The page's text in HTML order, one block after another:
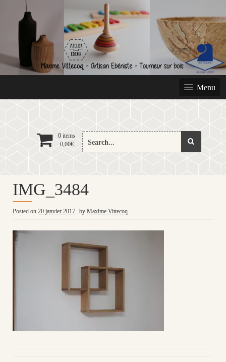
content
Menu
0 items
0,00€
Search
for:
IMG_3484
Posted on 20 janvier 2017 by Maxime Vittecoq